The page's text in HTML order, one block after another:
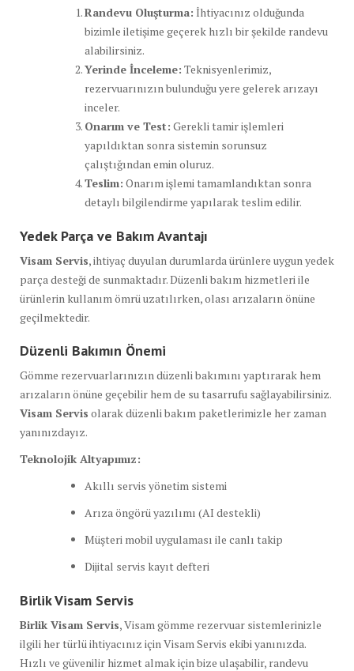
Randevu Oluşturma: İhtiyacınız olduğunda
bizimle iletişime geçerek hızlı bir şekilde randevu
alabilirsiniz.
Yerinde İnceleme: Teknisyenlerimiz,
rezervuarınızın bulunduğu yere gelerek arızayı
inceler.
Onarım ve Test: Gerekli tamir işlemleri
yapıldıktan sonra sistemin sorunsuz
çalıştığından emin oluruz.
Teslim: Onarım işlemi tamamlandıktan sonra
detaylı bilgilendirme yapılarak teslim edilir.
Yedek Parça ve Bakım Avantajı
Visam Servis, ihtiyaç duyulan durumlarda ürünlere uygun yedek
parça desteği de sunmaktadır. Düzenli bakım hizmetleri ile
ürünlerin kullanım ömrü uzatılırken, olası arızaların önüne
geçilmektedir.
Düzenli Bakımın Önemi
Gömme rezervuarlarınızın düzenli bakımını yaptırarak hem
arızaların önüne geçebilir hem de su tasarrufu sağlayabilirsiniz.
Visam Servis olarak düzenli bakım paketlerimizle her zaman
yanınızdayız.
Teknolojik Altyapımız:
Akıllı servis yönetim sistemi
Arıza öngörü yazılımı (AI destekli)
Müşteri mobil uygulaması ile canlı takip
Dijital servis kayıt defteri
Birlik Visam Servis
Birlik Visam Servis, Visam gömme rezervuar sistemlerinizle
ilgili her türlü ihtiyacınız için Visam Servis ekibi yanınızda.
Hızlı ve güvenilir hizmet almak için bize ulaşabilir, randevu